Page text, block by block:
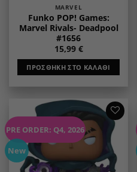
MARVEL
Funko POP! Games:
Marvel Rivals- Deadpool
#1656
15,99 €
ΠΡΟΣΘΉΚΗ ΣΤΟ ΚΑΛΆΘΙ
PRE ORDER: Q4, 2026
New
Add to
wishlist